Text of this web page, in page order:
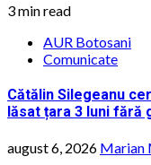
3 min read
AUR Botosani
Comunicate
Cătălin Silegeanu
lăsat țara 3 luni fără
august 6, 2026 Marian